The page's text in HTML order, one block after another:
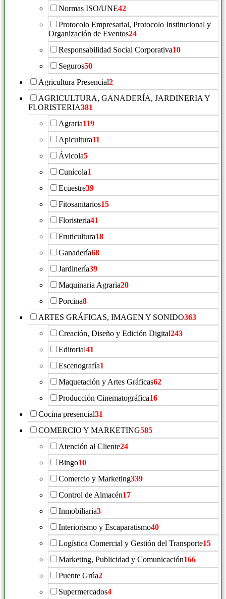
Normas ISO/UNE42
Protocolo Empresarial, Protocolo Institucional y
Organización de Eventos24
Responsabilidad Social Corporativa10
Seguros50
Agricultura Presencial2
AGRICULTURA, GANADERÍA, JARDINERIA Y
FLORISTERIA381
Agraria119
Apicultura11
Ávicola5
Cunícola1
Ecuestre39
Fitosanitarios15
Floristeria41
Fruticultura18
Ganadería68
Jardinería39
Maquinaria Agraria20
Porcina8
ARTES GRÁFICAS, IMAGEN Y SONIDO363
Creación, Diseño y Edición Digital243
Editorial41
Escenografía1
Maquetación y Artes Gráficas62
Producción Cinematográfica16
Cocina presencial31
COMERCIO Y MARKETING585
Atención al Cliente24
Bingo10
Comercio y Marketing339
Control de Almacén17
Inmobiliaria3
Interiorismo y Escaparatismo40
Logística Comercial y Gestión del Transporte15
Marketing, Publicidad y Comunicación166
Puente Grúa2
Supermercados4